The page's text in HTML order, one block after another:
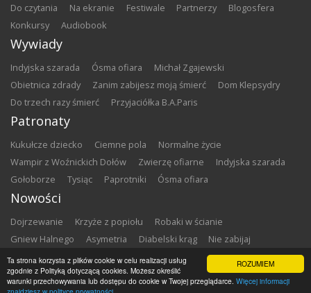
ROZUMIEM
Ta strona korzysta z plików cookie w celu realizacji usług
zgodnie z Polityką dotyczącą cookies. Możesz określić
warunki przechowywania lub dostępu do cookie w Twojej przeglądarce. Więcej informacji
do czytania
na ekranie festiwale partnerzy
blogosfera
konkursy
audiobook
Wywiady
Indyjska szarada Ósma ofiara
Michał Zgajewski
Obietnica zdrady
Zanim zabijesz moją śmierć
Dom Klepsydry
Do trzech razy śmierć
Przyjaciółka B.A.Paris
Patronaty
Kukułcze dziecko Ciemne pola
Normalne życie
Wampir z Woźnickich Dołów
Zwierzę ofiarne
Indyjska szarada
Gołoborze
Tysiąc Paprotniki Ósma ofiara
Nowości
Dojrzewanie Krzyże z popiołu
Robaki w ścianie
Gniew Halnego
Asymetria Diabelski krąg
Nie zabijaj
Dowody zbrodni
Zemsta Matki chrzestne
Copyright ©2026Zbrodnia w Bibliotece